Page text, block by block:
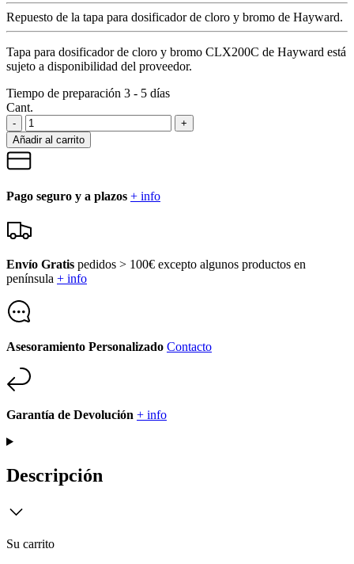
Repuesto de la tapa para dosificador de cloro y bromo de Hayward.
Tapa para dosificador de cloro y bromo CLX200C de Hayward está
sujeto a disponibilidad del proveedor.
Tiempo de preparación 3 - 5 días
Cant.
-
+
Añadir al carrito
Pago seguro y a plazos + info
Envío Gratis pedidos > 100€ excepto algunos productos en
península + info
Asesoramiento Personalizado Contacto
Garantía de Devolución + info
Descripción
Su carrito